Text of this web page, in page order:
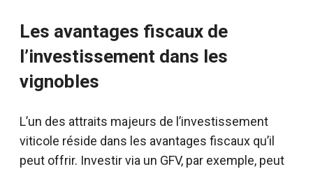
Les avantages fiscaux de
l’investissement dans les
vignobles
L’un des attraits majeurs de l’investissement
viticole réside dans les avantages fiscaux qu’il
peut offrir. Investir via un GFV, par exemple, peut